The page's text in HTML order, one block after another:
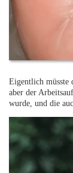
Eigentlich müsste
aber der
wurde, und die